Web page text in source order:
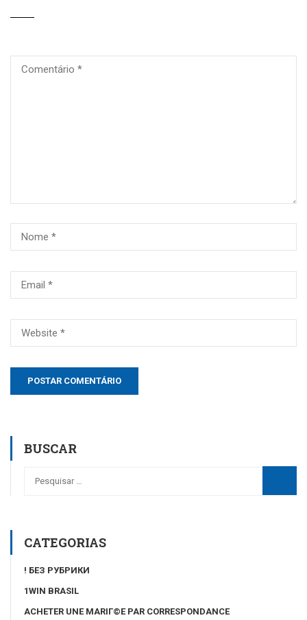
BUSCAR
CATEGORIAS
! БЕЗ РУБРИКИ
1WIN BRASIL
ACHETER UNE MARIГ©E PAR CORRESPONDANCE